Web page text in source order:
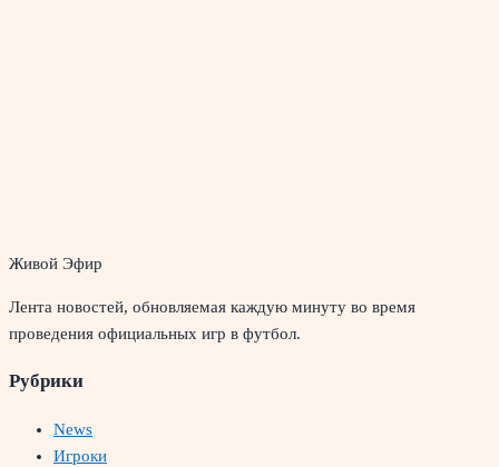
Живой Эфир
Лента новостей, обновляемая каждую минуту во время
проведения официальных игр в футбол.
Рубрики
News
Игроки